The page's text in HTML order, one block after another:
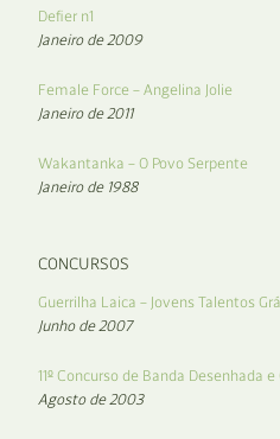
Defier n1
Janeiro de 2009
Female Force – Angelina Jolie
Janeiro de 2011
Wakantanka – O Povo Serpente
Janeiro de 1988
CONCURSOS
Guerrilha Laica – Jovens Talentos
Junho de 2007
11º Concurso de Banda Desenhada
Agosto de 2003